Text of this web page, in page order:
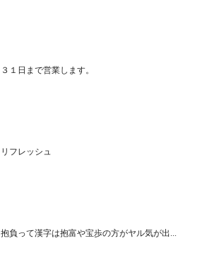
３１日まで営業します。
リフレッシュ
抱負って漢字は抱富や宝歩の方がヤル気が出...